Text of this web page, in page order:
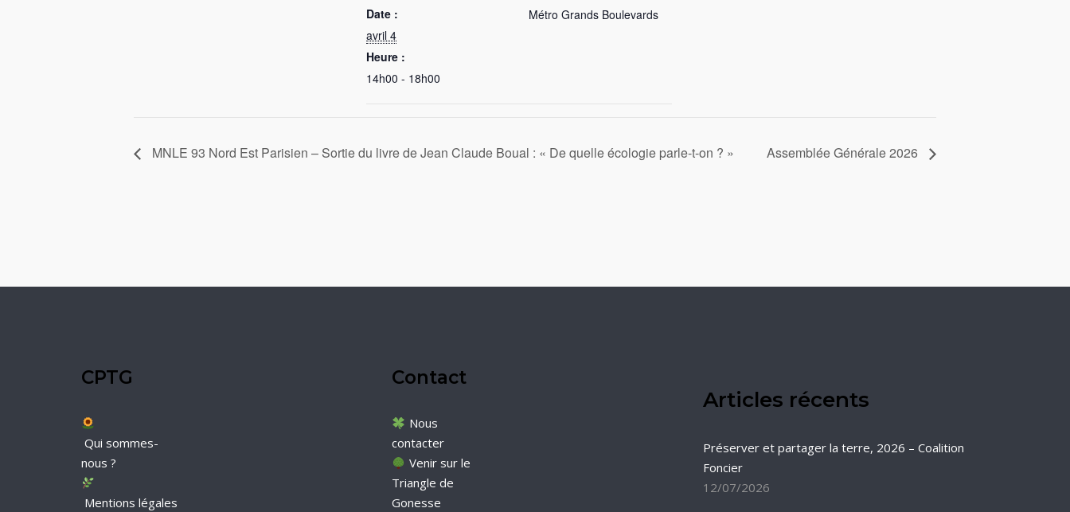
Date :
avril 4
Heure :
14h00 - 18h00
Métro Grands Boulevards
MNLE 93 Nord Est Parisien – Sortie du livre de Jean Claude Boual : « De quelle écologie parle-t-on ? » Assemblée Générale 2026
CPTG
Qui sommes-
nous ?
Mentions légales
Contact
Nous
contacter
Venir sur le
Triangle de
Gonesse
Articles récents
Préserver et partager la terre, 2026 – Coalition
Foncier
12/07/2026